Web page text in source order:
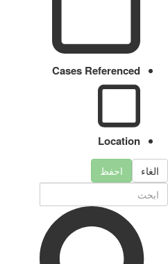
Cases Referenced
Location
الغاء احفظ